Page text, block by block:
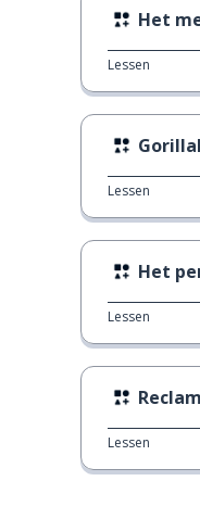
Het
Lessen
Lessen
Het
Lessen
Lessen